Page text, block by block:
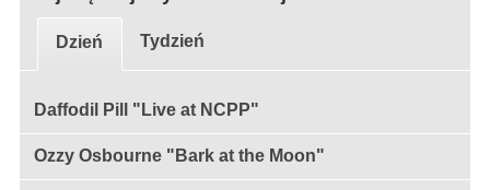
Dzień Tydzień
Daffodil Pill "Live at NCPP"
Ozzy Osbourne "Bark at the Moon"